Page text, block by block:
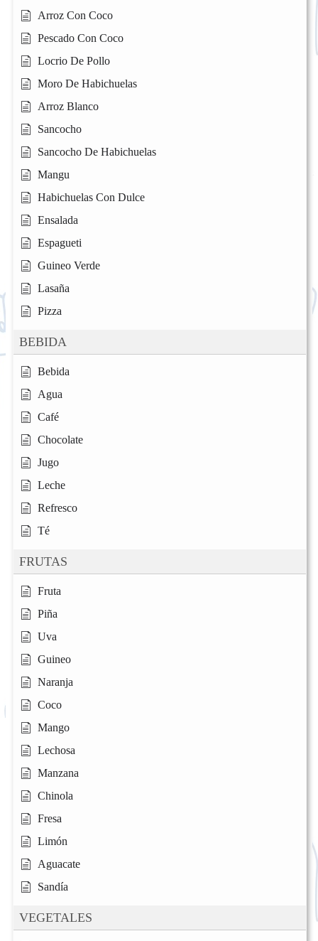
Arroz Con Coco
Pescado Con Coco
Locrio De Pollo
Moro De Habichuelas
Arroz Blanco
Sancocho
Sancocho De Habichuelas
Mangu
Habichuelas Con Dulce
Ensalada
Espagueti
Guineo Verde
Lasaña
Pizza
BEBIDA
Bebida
Agua
Café
Chocolate
Jugo
Leche
Refresco
Té
FRUTAS
Fruta
Piña
Uva
Guineo
Naranja
Coco
Mango
Lechosa
Manzana
Chinola
Fresa
Limón
Aguacate
Sandía
VEGETALES